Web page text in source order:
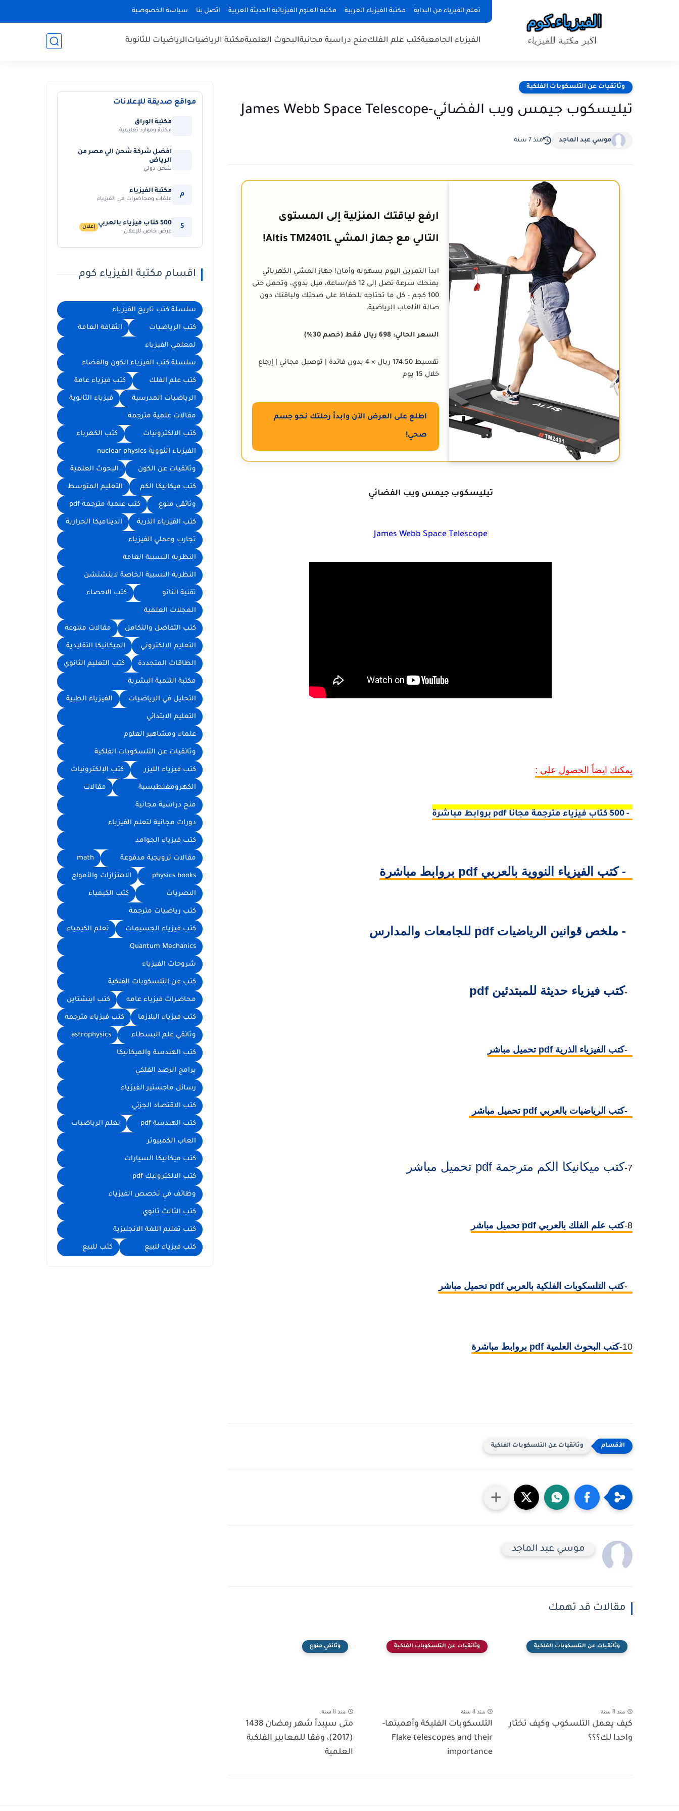
تعلم الفيزياء من البداية مكتبة الفيزياء العربية مكتبة العلوم الفيزيائية الحديثة العربية اتصل بنا سياسة الخصوصية
الفيزياء الجامعيةكتب علم الفلكمنح دراسية مجانيةالبحوث العلميةمكتبة الرياضياتالرياضيات للثانوية
وثائقيات عن التلسكوبات الفلكية
تيليسكوب جيمس ويب الفضائي-James Webb Space Telescope
موسي عبد الماجد منذ 7 سنة
ارفع لياقتك المنزلية إلى المستوى
التالي مع جهاز المشي Altis TM2401L!
ابدأ التمرين اليوم بسهولة وأمان! جهاز المشي الكهربائي
يمنحك سرعة تصل إلى 12 كم/ساعة، ميل يدوي، وتحمل حتى
100 كجم – كل ما تحتاجه للحفاظ على صحتك ولياقتك دون
صالة الألعاب الرياضية.
السعر الحالي: 698 ريال فقط (خصم 30%)
تقسيط 174.50 ريال × 4 بدون فائدة | توصيل مجاني | إرجاع
خلال 15 يوم
اطلع على العرض الآن وابدأ رحلتك نحو جسم
صحي!
تيليسكوب جيمس ويب الفضائي
James Webb Space Telescope
يمكنك ايضاً الحصول علي :
كتب فيزياء حديثة للمبتدئين pdf
كتب الفيزياء الذرية pdf تحميل مباشر
كتب الرياضيات بالعربي pdf تحميل مباشر
7- كتب ميكانيكا الكم مترجمة pdf تحميل مباشر
8- كتب علم الفلك بالعربي pdf تحميل مباشر
كتب التلسكوبات الفلكية بالعربي pdf تحميل مباشر
10- كتب البحوث العلمية pdf بروابط مباشرة
وثائقيات عن التلسكوبات الفلكية
موسي عبد الماجد
مقالات قد تهمك
وثائقيات عن التلسكوبات الفلكية
منذ 8 سنة
كيف يعمل التلسكوب وكيف تختار
واحدا لك؟؟؟
وثائقيات عن التلسكوبات الفلكية
منذ 8 سنة
التلسكوبات الفليكة وأهميتها-
Flake telescopes and their
importance
وثائقي منوع
منذ 8 سنة
متى سيبدأ شهر رمضان 1438
(2017)، وفقا للمعايير الفلكية
العلمية
مواقع صديقة للإعلانات
مكتبة الوراق
مكتبة وموارد تعليمية
افضل شركة شحن الي مصر من
الرياض
شحن دولي
م مكتبة الفيزياء
ملفات ومحاضرات في الفيزياء
5 500 كتاب فيزياء بالعربي
عرض خاص للإعلان
إعلان
اقسام مكتبة الفيزياء كوم
سلسلة كتب تاريخ الفيزياء
كتب الرياضيات الثقافة العامة
لمعلمي الفيزياء
سلسلة كتب الفيزياء الكون والفضاء
كتب علم الفلك كتب فيزياء عامة
الرياضيات المدرسية فيزياء الثانوية
مقالات علمية مترجمة
كتب الالكترونيات كتب الكهرباء
الفيزياء النووية nuclear physics
وثائقيات عن الكون البحوث العلمية
كتب ميكانيكا الكم التعليم المتوسط
وثائقي منوع كتب علمية مترجمة pdf
كتب الفيزياء الذرية الديناميكا الحرارية
تجارب وعملي الفيزياء
النظرية النسبية العامة
النظرية النسبية الخاصة لاينشتشن
تقنية النانو كتب الاحصاء
المجلات العلمية
كتب التفاضل والتكامل مقالات متنوعة
التعليم الالكتروني الميكانيكا التقليدية
الطاقات المتجددة كتب التعليم الثانوي
مكتبة التنمية البشرية
التحليل في الرياضيات الفيزياء الطبية
التعليم الابتدائي
علماء ومشاهير العلوم
وثائقيات عن التلسكوبات الفلكية
كتب فيزياء الليزر كتب الإلكترونيات
الكهرومغنطيسية مقالات
منح دراسية مجانية
دورات مجانية لتعلم الفيزياء
كتب فيزياء الجوامد
مقالات ترويجية مدفوعة math
physics books الاهتزازات والأمواج
البصريات كتب الكيمياء
كتب رياضيات مترجمة
كتب فيزياء الجسيمات تعلم الكيمياء
Quantum Mechanics
شروحات الفيزياء
كتب عن التلسكوبات الفلكية
محاضرات فيزياء عامه كتب اينشتاين
كتب فيزياء البلازما كتب فيزياء مترجمة
وثائقي علم البسطاء astrophysics
كتب الهندسة والميكانيكا
برامج الرصد الفلكي
رسائل ماجستير الفيزياء
كتب الاقتصاد الجزئي
كتب الهندسة pdf تعلم الرياضيات
العاب الكمبيوتر
كتب ميكانيكا السيارات
كتب الالكترونيك pdf
وظائف في تخصص الفيزياء
كتب الثالث ثانوي
كتب تعليم اللغة الانجليزية
كتب فيزياء للبيع كتب للبيع